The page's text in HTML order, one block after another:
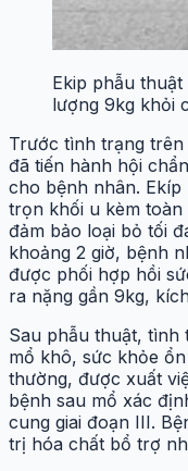
Ekip phẫu thuật
lượng 9kg khỏi
Trước tình trạng trên
đã tiến hành hội
cho bệnh nhân. Ekíp
trọn khối u kèm
đảm bảo loại bỏ tối
khoảng 2 giờ, bệnh
được phối hợp hồi
ra nặng gần 9kg,
Sau phẫu thuật, tình
mổ khô, sức khỏe
thường, được xuất
bệnh sau mổ xác
cung giai đoạn III.
trị hóa chất bổ trợ